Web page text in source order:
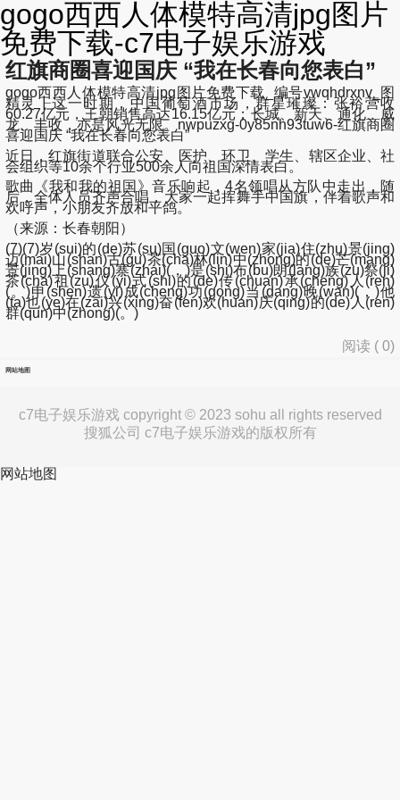
gogo西西人体模特高清jpg图片
免费下载-c7电子娱乐游戏
红旗商圈喜迎国庆 “我在长春向您表白”
gogo西西人体模特高清jpg图片免费下载_编号vwqhdrxnv_图
精灵┠这一时期，中国葡萄酒市场，群星璀璨：张裕营收
60.27亿元，王朝销售高达16.15亿元；长城、新天、通化、威
龙、丰收，亦是风光无限。nwpuzxg-0y85nh93tuw6-红旗商圈
喜迎国庆 “我在长春向您表白”
近日，红旗街道联合公安、医护、环卫、学生、辖区企业、社
会组织等10余个行业500余人向祖国深情表白。
歌曲《我和我的祖国》音乐响起，4名领唱从方队中走出，随
后，全体人员齐声合唱，大家一起挥舞手中国旗，伴着歌声和
欢呼声，小朋友齐放和平鸽。
（来源：长春朝阳）
(7)(7)岁(sui)的(de)苏(su)国(guo)文(wen)家(jia)住(zhu)景(jing)
迈(mai)山(shan)古(gu)茶(cha)林(lin)中(zhong)的(de)芒(mang)
景(jing)上(shang)寨(zhai)(，)是(shi)布(bu)朗(lang)族(zu)祭(ji)
茶(cha)祖(zu)仪(yi)式(shi)的(de)传(chuan)承(cheng)人(ren)
(。)申(shen)遗(yi)成(cheng)功(gong)当(dang)晚(wan)(，)他
(ta)也(ye)在(zai)兴(xing)奋(fen)欢(huan)庆(qing)的(de)人(ren)
群(qun)中(zhong)(。)
阅读 (0)
网站地图
c7电子娱乐游戏 copyright © 2023 sohu all rights reserved
搜狐公司 c7电子娱乐游戏的版权所有
网站地图